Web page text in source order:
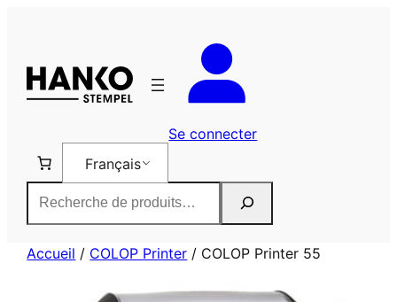
Se connecter
Français
Accueil / COLOP Printer / COLOP Printer 55